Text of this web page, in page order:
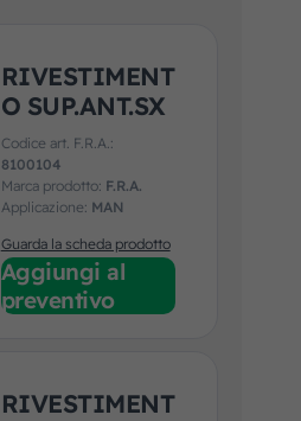
RIVESTIMENT
O SUP.ANT.SX
Codice art. F.R.A.:
8100104
Marca prodotto: F.R.A.
Applicazione: MAN
Guarda la scheda prodotto
Aggiungi al
preventivo
RIVESTIMENT